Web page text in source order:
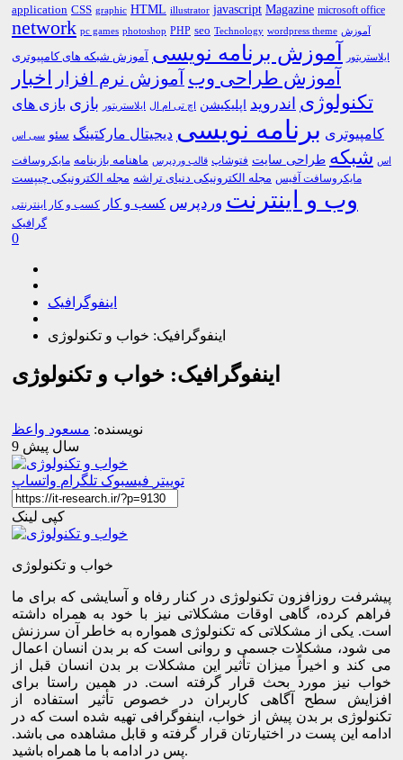
application CSS graphic HTML illustrator javascript Magazine microsoft office
network pc games photoshop PHP seo Technology wordpress theme آموزش
ایلاستریتور آموزش برنامه نویسی آموزش شبکه های کامپیوتری
آموزش طراحی وب آموزش نرم افزار اخبار
تکنولوژی اندروید اپلیکیشن اچ تی ام ال ایلاستریتور بازی بازی های
کامپیوتری برنامه نویسی دیجیتال مارکتینگ سئو سی اس
اس شبکه طراحی سایت فتوشاپ قالب وردپرس ماهنامه بازینامه مایکروسافت
مایکروسافت آفیس مجله الکترونیکی دنیای تراشه مجله الکترونیکی چیپست
وب و اینترنت وردپرس کسب و کار کسب و کار اینترنتی
گرافیک
0
اینفوگرافیک
اینفوگرافیک: خواب و تکنولوژی
اینفوگرافیک: خواب و تکنولوژی
نویسنده: مسعود واعظ
9 سال پیش
توییتر فیسبوک تلگرام واتساپ
کپی لینک
خواب و تکنولوژی
پیشرفت روزافزون تکنولوژی در کنار رفاه و آسایشی که برای ما
فراهم کرده، گاهی اوقات مشکلاتی نیز با خود به همراه داشته
است. یکی از مشکلاتی که تکنولوژی همواره به خاطر آن سرزنش
می شود، مشکلات جسمی و روانی است که بر بدن انسان اعمال
می کند و اخیراً میزان تأثیر این مشکلات بر بدن انسان قبل از
خواب نیز مورد بحث قرار گرفته است. در همین راستا برای
افزایش سطح آگاهی کاربران در خصوص تأثیر استفاده از
تکنولوژی بر بدن پیش از خواب، اینفوگرافی تهیه شده است که در
ادامه این پست در اختیارتان قرار گرفته و قابل مشاهده می باشد.
پس در ادامه با ما همراه باشید.